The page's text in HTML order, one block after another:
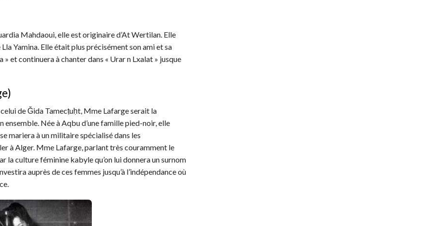
Mahdaoui, elle est originaire d’At Wertilan. Elle
Yamina. Elle était plus précisément son ami et sa
» et continuera à chanter dans « Urar n Lxalat » jusque
de Ǧida Tamecṭuḥt, Mme Lafarge serait la
ensemble. Née à Aqbu d’une famille pied-noir, elle
mariera à un militaire spécialisé dans les
à Alger. Mme Lafarge, parlant très couramment le
la culture féminine kabyle qu’on lui donnera un surnom
auprès de ces femmes jusqu’à l’indépendance où